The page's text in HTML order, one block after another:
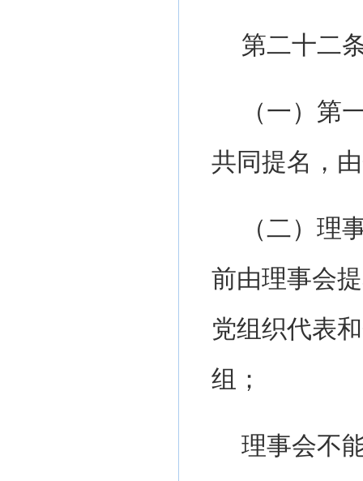
第二十二
（一）第
共同提名，
（二）理
前由理事会
党组织代表
组；
理事会不